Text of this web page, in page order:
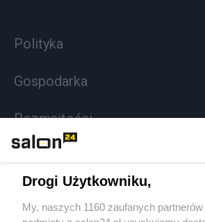
Polityka
Gospodarka
Rozmaitości
Sport
Drogi Użytkowniku,
My, naszych 1160 zaufanych